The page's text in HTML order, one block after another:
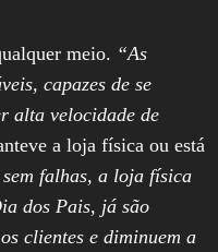
meio. “As
capazes de se
alta velocidade de
a loja física ou está
falhas, a loja física
dos Pais, já são
clientes e diminuem a